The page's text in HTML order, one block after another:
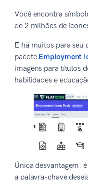
Você encontra
de 2 milhões de
E há muitos para seu
pacote Employment
imagens para títulos
habilidades e
Única desvantagem:
a palavra-chave